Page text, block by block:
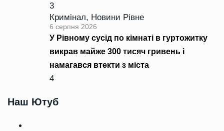
3
Кримінал, Новини Рівне
6 серпня 2026
У Рівному сусід по кімнаті в гуртожитку
викрав майже 300 тисяч гривень і
намагався втекти з міста
4
Наш Ютуб